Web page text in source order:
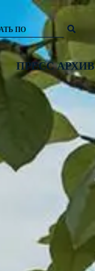
ПРЕСС АРХИВ